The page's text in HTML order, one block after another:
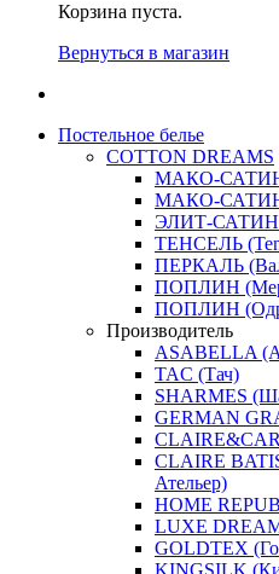
Корзина пуста.
Вернуться в магазин
Постельное белье
COTTON DREAMS
МАКО-САТИН
МАКО-САТИН
ЭЛИТ-САТИН
ТЕНСЕЛЬ
ПЕРКАЛЬ
ПОПЛИН
ПОПЛИН
Производитель
ASABELLA
TAC (Тач)
SHARMES
GERMAN
CLAIRE
Ательер)
HOME
LUXE
GOLDTEX
KINGSILK